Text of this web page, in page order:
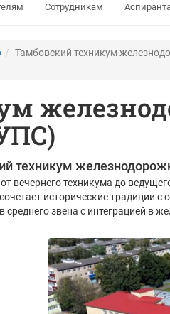
Сотрудникам
Тамбовский техникум
техникум
вечернего техникума до
исторические традиции с
среднего звена с интеграцией в